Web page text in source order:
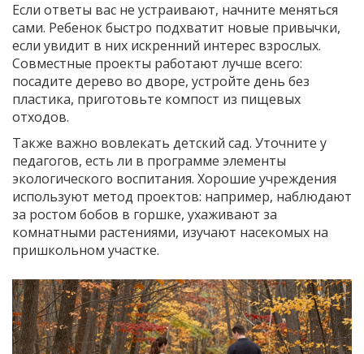
Если ответы вас не устраивают, начните меняться
сами. Ребенок быстро подхватит новые привычки,
если увидит в них искренний интерес взрослых.
Совместные проекты работают лучше всего:
посадите дерево во дворе, устройте день без
пластика, приготовьте компост из пищевых
отходов.
Также важно вовлекать детский сад. Уточните у
педагогов, есть ли в программе элементы
экологического воспитания. Хорошие учреждения
используют метод проектов: например, наблюдают
за ростом бобов в горшке, ухаживают за
комнатными растениями, изучают насекомых на
пришкольном участке.